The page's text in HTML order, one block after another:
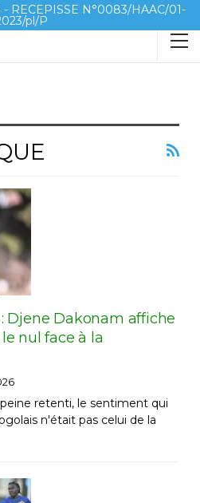
- RECEPISSE N°0083/HAAC/01-
pl/P
Djene Dakonam affiche
nul face à la
retenti, le sentiment qui
n'était pas celui de la